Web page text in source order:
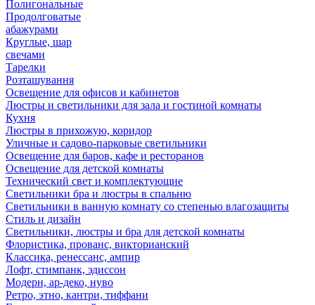
Полигональные
Продолговатые
абажурами
Круглые, шар
свечами
Тарелки
Розташування
Освещение для офисов и кабинетов
Люстры и светильники для зала и гостиной комнаты
Кухня
Люстры в прихожую, коридор
Уличные и садово-парковые светильники
Освещение для баров, кафе и ресторанов
Освещение для детской комнаты
Технический свет и комплектующие
Светильники бра и люстры в спальню
Светильники в ванную комнату со степенью влагозащиты
Стиль и дизайн
Светильники, люстры и бра для детской комнаты
Флористика, прованс, викторианский
Классика, ренессанс, ампир
Лофт, стимпанк, эдиссон
Модерн, ар-деко, нуво
Ретро, этно, кантри, тиффани